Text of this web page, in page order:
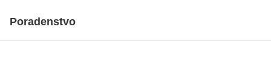
Poradenstvo